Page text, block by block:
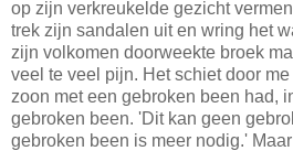
op zijn verkreukelde gezicht
trek zijn sandalen uit en wring het
zijn volkomen doorweekte broek
veel te veel pijn. Het schiet door
zoon met een gebroken been had,
gebroken been. 'Dit kan geen
gebroken been is meer nodig.'